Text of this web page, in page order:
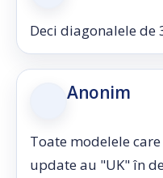
Deci diagonalele de
Anonim
Toate modelele
update au "UK" în